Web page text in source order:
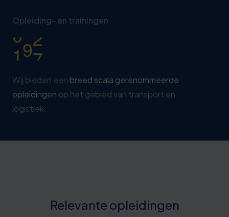
Opleiding- en trainingen
148
Wij bieden een breed scala gerenommeerde
opleidingen op het gebied van transport en
logistiek.
Relevante opleidingen